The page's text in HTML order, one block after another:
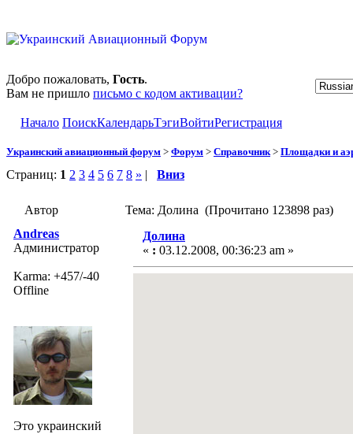
Добро пожаловать, Гость.
Вам не пришло письмо с кодом активации?
Начало ПоискКалендарьТэгиВойтиРегистрация
Украинский авиационный форум > Форум > Справочник > Площадки и
Страниц: 1 2 3 4 5 6 7 8 » | Вниз
Автор
Тема: Долина (Прочитано 123898 раз)
Andreas
Администратор
Karma: +457/-40
Offline
Это украинский
Долина
« : 03.12.2008, 00:36:23 am »